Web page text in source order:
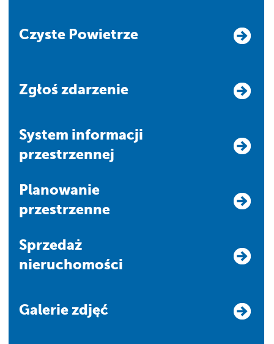
Czyste Powietrze
Zgłoś zdarzenie
system informacji
przestrzennej
Planowanie
przestrzenne
Sprzedaż
nieruchomości
Galerie zdjęć